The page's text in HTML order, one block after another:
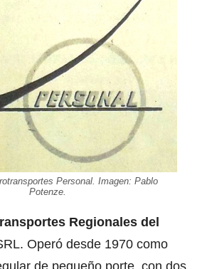
Personal. Imagen: Pablo
Potenze.
Regionales del
Operó desde 1970 como
de pequeño porte, con dos